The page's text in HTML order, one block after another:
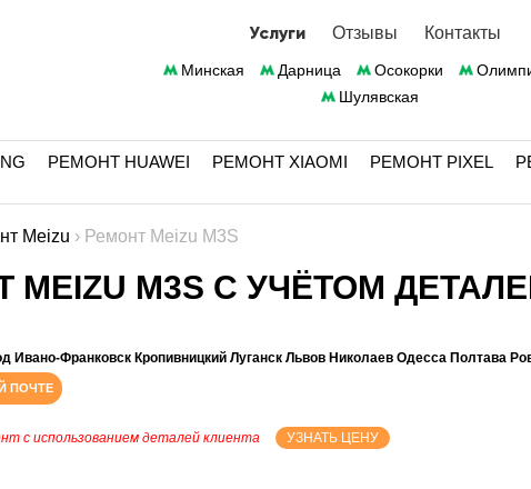
Услуги Отзывы Контакты
Минская Дарница Осокорки
Шулявская
РЕМОНТ HUAWEI РЕМОНТ XIAOMI РЕМОНТ PIXEL
Meizu › Ремонт Meizu M3S
M3S С УЧЁТОМ
Ивано-Франковск Кропивницкий Луганск Львов Николаев Одесса Полтава
ПОЧТЕ
с использованием деталей клиента УЗНАТЬ ЦЕНУ